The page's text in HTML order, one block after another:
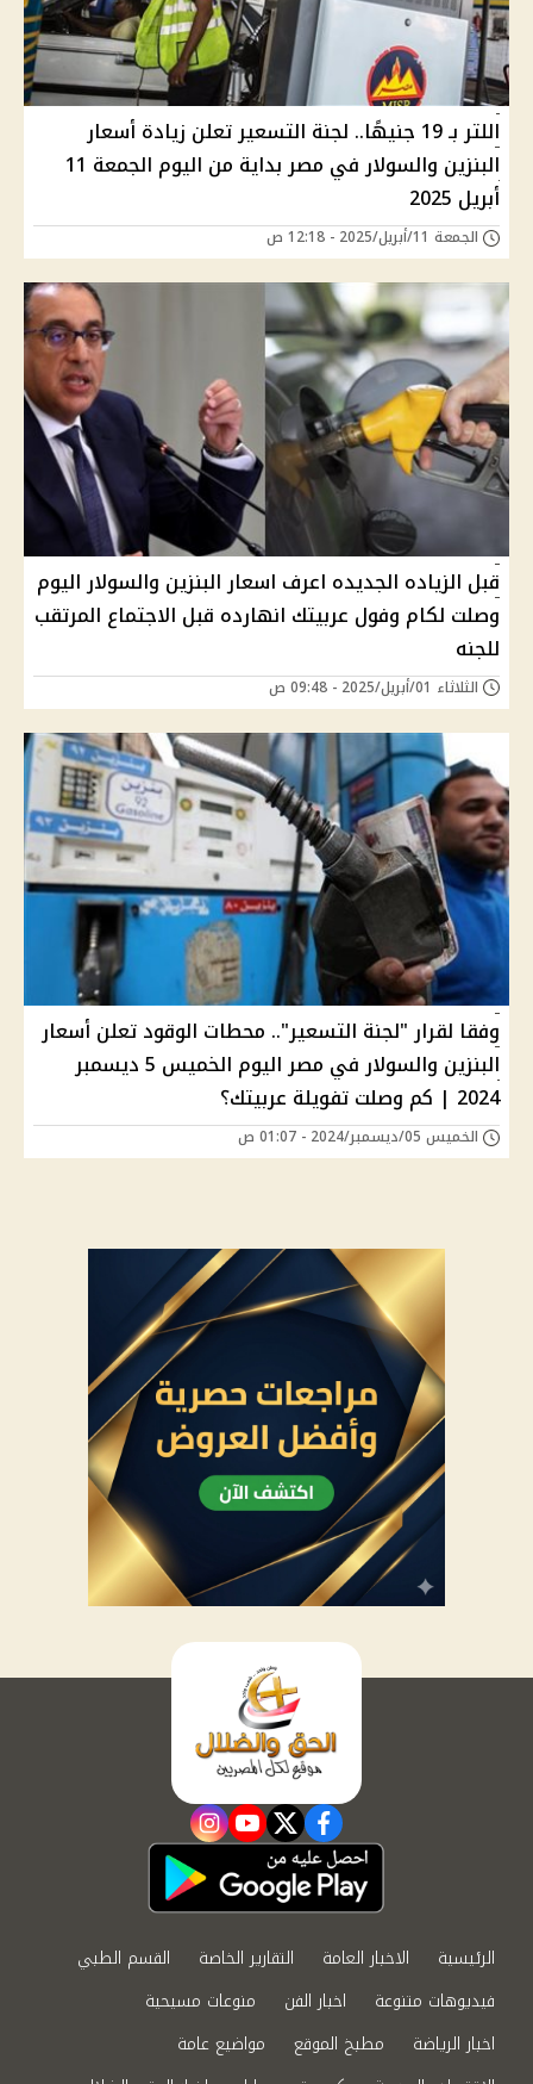
اللتر بـ 19 جنيهًا.. لجنة التسعير تعلن زيادة أسعار
البنزين والسولار في مصر بداية من اليوم الجمعة 11
أبريل 2025
الجمعة 11/أبريل/2025 - 12:18 ص
قبل الزياده الجديده اعرف اسعار البنزين والسولار اليوم
وصلت لكام وفول عربيتك انهارده قبل الاجتماع المرتقب
للجنه
الثلاثاء 01/أبريل/2025 - 09:48 ص
وفقا لقرار "لجنة التسعير".. محطات الوقود تعلن أسعار
البنزين والسولار في مصر اليوم الخميس 5 ديسمبر
2024 | كم وصلت تفويلة عربيتك؟
الخميس 05/ديسمبر/2024 - 01:07 ص
facebook
twitter
youtube
instagram
الرئيسية الاخبار العامة التقارير الخاصة
القسم الطبي
فيديوهات متنوعة
اخبار الفن
منوعات مسيحية
اخبار الرياضة
مطبخ الموقع
مواضيع عامة